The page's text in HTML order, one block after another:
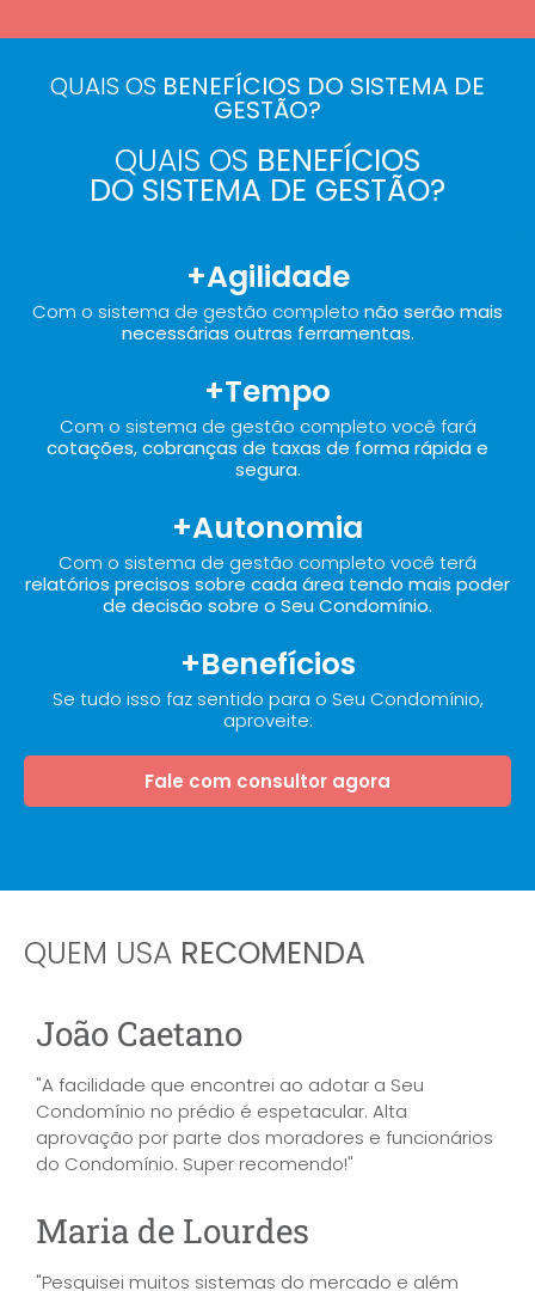
QUAIS OS BENEFÍCIOS DO SISTEMA DE
GESTÃO?
QUAIS OS BENEFÍCIOS
DO SISTEMA DE GESTÃO?
+Agilidade
Com o sistema de gestão completo não serão mais
necessárias outras ferramentas.
+Tempo
Com o sistema de gestão completo você fará
cotações, cobranças de taxas de forma rápida e
segura.
+Autonomia
Com o sistema de gestão completo você terá
relatórios precisos sobre cada área tendo mais poder
de decisão sobre o Seu Condomínio.
+Benefícios
Se tudo isso faz sentido para o Seu Condomínio,
aproveite:
Fale com consultor agora
QUEM USA RECOMENDA
João Caetano
"A facilidade que encontrei ao adotar a Seu
Condomínio no prédio é espetacular. Alta
aprovação por parte dos moradores e funcionários
do Condomínio. Super recomendo!"
Maria de Lourdes
"Pesquisei muitos sistemas do mercado e além